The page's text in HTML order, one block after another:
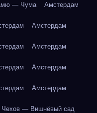
— Чума Амстердам
Амстердам
Амстердам
Амстердам
Амстердам
Чехов — Вишнёвый сад